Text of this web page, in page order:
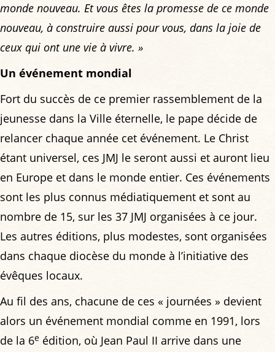
monde nouveau. Et vous êtes la promesse de ce monde
nouveau, à construire aussi pour vous, dans la joie de
ceux qui ont une vie à vivre. »
Un événement mondial
Fort du succès de ce premier rassemblement de la
jeunesse dans la Ville éternelle, le pape décide de
relancer chaque année cet événement. Le Christ
étant universel, ces JMJ le seront aussi et auront lieu
en Europe et dans le monde entier. Ces événements
sont les plus connus médiatiquement et sont au
nombre de 15, sur les 37 JMJ organisées à ce jour.
Les autres éditions, plus modestes, sont organisées
dans chaque diocèse du monde à l’initiative des
évêques locaux.
Au fil des ans, chacune de ces « journées » devient
alors un événement mondial comme en 1991, lors
de la 6e édition, où Jean Paul II arrive dans une